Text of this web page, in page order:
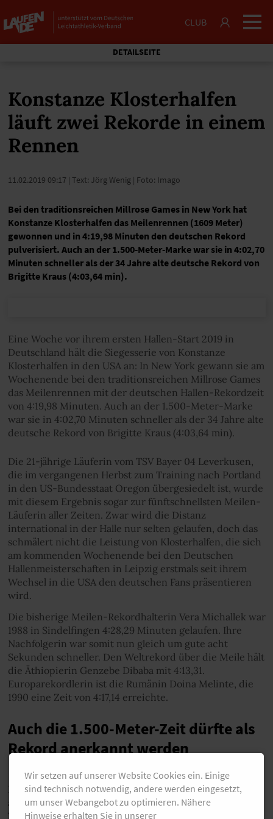
CLUB
DETAILSEITE
Konstanze Klosterhalfen
läuft zwei Rekorde in einem
Rennen
11.02.2019 09:17 | Text: Jörg Wenig | Foto: Imago
Bei den traditionsreichen Millrose Games in New York hat
Konstanze Klosterhalfen das Meilenrennen (1609 Meter)
gewonnen und in 4:19,98 Minuten den deutschen Rekord
pulverisiert. Auch an der 1.500-Meter-Marke war sie in 4:02,70
Minuten schneller als der 34 Jahre alte deutsche Rekord von
Brigitte Kraus (4:03,64 min).
Eine Woche vor ihrem ersten Hallen-Start 2019 in
Deutschland hält die Siegesserie von Konstanze
Klosterhalfen in den USA an: In New York gewann sie am
Wochenende bei den traditionsreichen Millrose Games
das Meilenrennen mit der deutschen Hallen-Rekordzeit
von 4:19,98 Minuten. Auch an der 1.500-Meter-Marke
war sie in 4:02,70 Minuten schneller als der 34 Jahre alte
deutsche Rekord von Brigitte Kraus (4:03,64 min).
Die 21-jährige Läuferin vom TSV Bayer 04 Leverkusen,
die im vergangenen Herbst zum Training nach Portland
in den US-Bundesstaat Oregon übergesiedelt ist, wurde
mit diesem Ergebnis sogar zur fünftschnellsten Meilen-
Läuferin aller Zeiten. Zwar wird die Distanz
international in der Halle nur selten gelaufen, doch das
schmälert nicht die Leistung von Klosterhalfen, die sich
am kommenden Wochenende bei den Deutschen
Hallenmeisterschaften in Leipzig erstmals seit ihrem
Wechsel in die USA den deutschen Fans präsentieren
wird.
Die bisherige Meilen-Rekordhalterin Vera Michallek war
1988 in Sindelfingen 4:28,29 Minuten gelaufen. Ihre
Nachfolgerin war somit nun gleich um gute acht
Sekunden schneller. Den Weltrekord über die Meile hält
die Äthiopierin Genzebe Dibaba mit 4:13,31.
Europarekordlerin ist die Rumänin Doina Melinte, die
1990 eine Zeit von 4:17,14 erreichte.
Auch die 1.500-Meter-Zeit dürfte als
Rekord anerkannt werden
Höchstwahrscheinlich wird Konstanze Klosterhalfen
auch zur deutschen 1.500-m-Rekordlerin. Denn in New
York wurden die Zwischenzeiten an dieser Stelle
Wir setzen auf unserer Website Cookies ein. Einige
sind technisch notwendig, andere werden eingesetzt,
um unser Webangebot zu optimieren. Nähere
Hinweise erhalten Sie in unserer